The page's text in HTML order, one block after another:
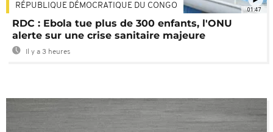
01:47
RÉPUBLIQUE DÉMOCRATIQUE DU CONGO
RDC : Ebola tue plus de 300 enfants, l'ONU
alerte sur une crise sanitaire majeure
Il y a 3 heures